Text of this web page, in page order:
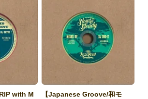
with M
【Japanese Groove/和モ